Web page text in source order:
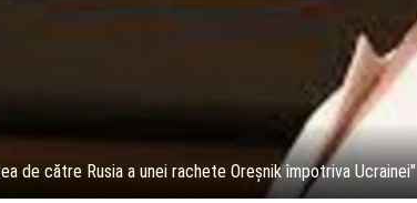
de către Rusia a unei rachete Oreşnik împotriva Ucrainei"